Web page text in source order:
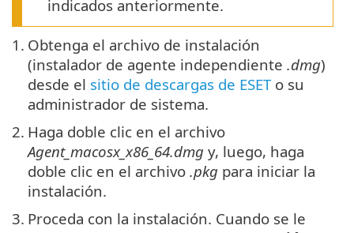
indicados anteriormente.
1. Obtenga el archivo de instalación
(instalador de agente independiente .dmg)
desde el sitio de descargas de ESETo su
administrador de sistema.
2. Haga doble clic en el archivo
Agent_macosx_x86_64.dmg y, luego, haga
doble clic en el archivo .pkg para iniciar la
instalación.
3. Proceda con la instalación. Cuando se le